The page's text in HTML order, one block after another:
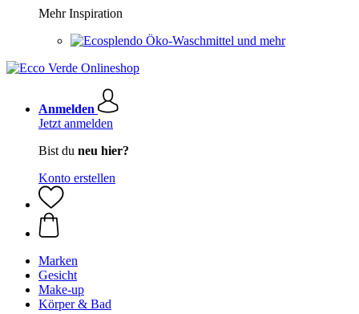
Mehr Inspiration
Öko-Waschmittel und mehr
Anmelden
Jetzt anmelden
Bist du neu hier?
Konto erstellen
Marken
Gesicht
Make-up
Körper & Bad